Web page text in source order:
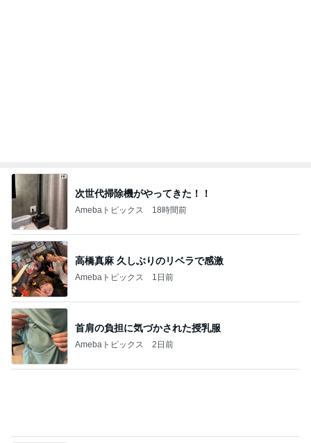
エアコン掃除の人が言ってた節約術